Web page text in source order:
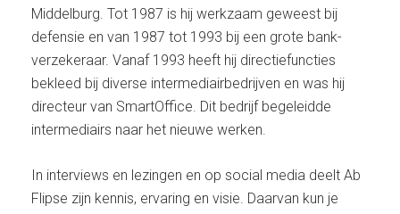
Middelburg. Tot 1987 is hij werkzaam geweest bij
defensie en van 1987 tot 1993 bij een grote bank-
verzekeraar. Vanaf 1993 heeft hij directiefuncties
bekleed bij diverse intermediairbedrijven en was hij
directeur van SmartOffice. Dit bedrijf begeleidde
intermediairs naar het nieuwe werken.
In interviews en lezingen en op social media deelt Ab
Flipse zijn kennis, ervaring en visie. Daarvan kun je